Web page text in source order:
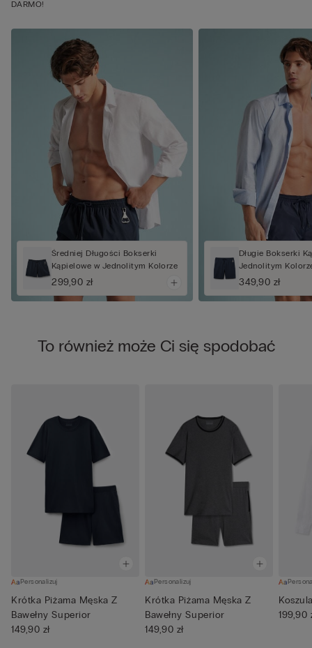
DARMO!
Średniej Długości Bokserki
Kąpielowe w Jednolitym Kolorze
299,90 zł
Długie Bokserki
Jednolitym
349,90 zł
To również może Ci się spodobać
Personalizuj
Krótka Piżama Męska Z
Bawełny Superior
149,90 zł
Personalizuj
Krótka Piżama Męska Z
Bawełny Superior
149,90 zł
199,90